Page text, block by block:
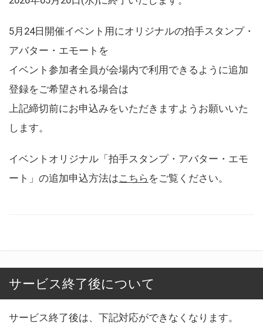
5月24日開催イベント用にオリジナルの拍手スタンプ・
アバター・エモートを
イベント参加者全員が会場内で利用できるように追加
登録をご希望される場合は
上記締切前にお申込みをいただきますようお願いいた
します。
イベントオリジナル「拍手スタンプ・アバター・エモ
ート」の追加申込方法はこちら をご覧ください。
サービス終了後について
サービス終了後は、下記対応ができなくなります。